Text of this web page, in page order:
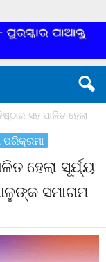
ସହ ପାଳିତ ହେଲା
ପରିକ୍ରମା
ହେଲା ସୂର୍ଯ୍ୟ
ସମାଗମ